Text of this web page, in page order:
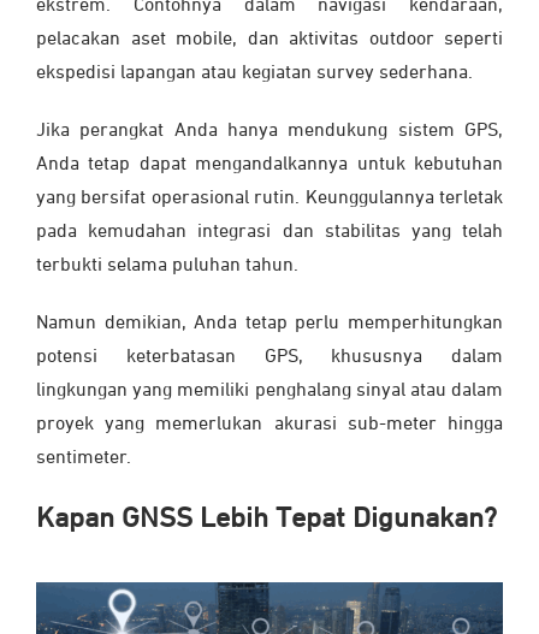
ekstrem. Contohnya dalam navigasi kendaraan,
pelacakan aset mobile, dan aktivitas outdoor seperti
ekspedisi lapangan atau kegiatan survey sederhana.
Jika perangkat Anda hanya mendukung sistem GPS,
Anda tetap dapat mengandalkannya untuk kebutuhan
yang bersifat operasional rutin. Keunggulannya terletak
pada kemudahan integrasi dan stabilitas yang telah
terbukti selama puluhan tahun.
Namun demikian, Anda tetap perlu memperhitungkan
potensi keterbatasan GPS, khususnya dalam
lingkungan yang memiliki penghalang sinyal atau dalam
proyek yang memerlukan akurasi sub-meter hingga
sentimeter.
Kapan GNSS Lebih Tepat Digunakan?